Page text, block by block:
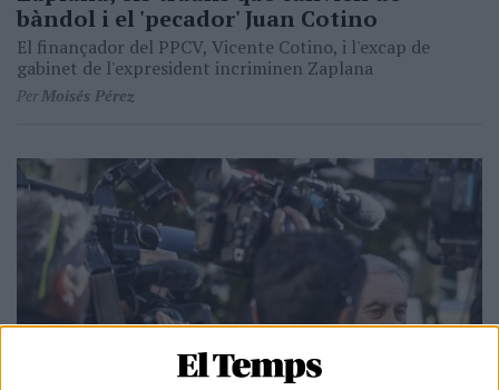
bàndol i el 'pecador' Juan Cotino
El finançador del PPCV, Vicente Cotino, i l'excap de
gabinet de l'expresident incriminen Zaplana
PerMoisés Pérez